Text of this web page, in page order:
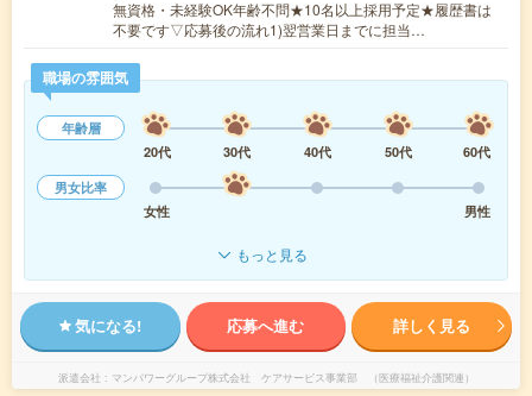
無資格・未経験OK年齢不問★10名以上採用予定★履歴書は
不要です▽応募後の流れ1)翌営業日までに担当…
職場の雰囲気
年齢層
20代
30代 40代 50代
60代
男女比率
女性
男性
もっと見る
気になる! 応募へ進む 詳しく見る
派遣会社 マンパワーグループ株式会社 ケアサービス事業部 （医療福祉介護関連）